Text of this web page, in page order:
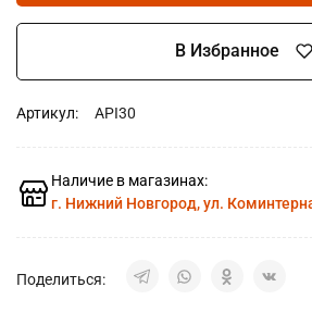
В Избранное
Артикул: API30
Наличие в магазинах:
г. Нижний Новгород, ул.
Поделиться: